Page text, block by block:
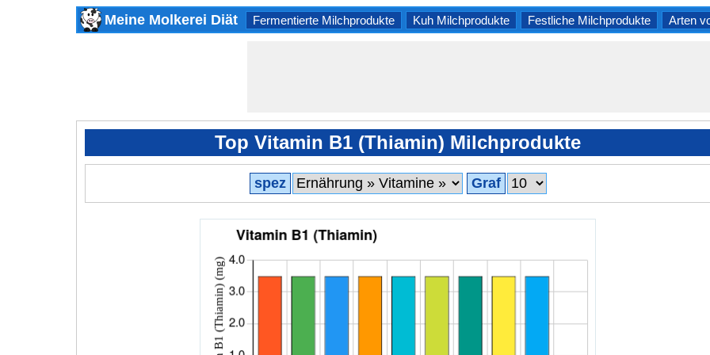
Meine Molkerei Diät Fermentierte Milchprodukte Kuh Milchprodukte Festliche Milchprodukte Arten
Top Vitamin B1 (Thiamin) Milchprodukte
spez Graf